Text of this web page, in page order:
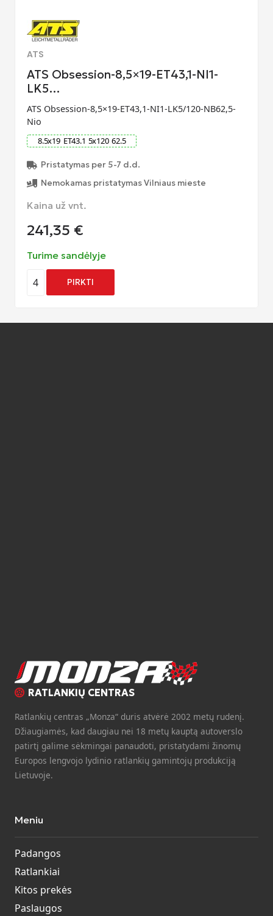
ATS
ATS Obsession-8,5×19-ET43,1-NI1-
LK5…
ATS Obsession-8,5×19-ET43,1-NI1-LK5/120-NB62,5-
Nio
8.5x19 ET43.1 5x120 62.5
Pristatymas per 5-7 d.d.
Nemokamas pristatymas Vilniaus mieste
Kaina už vnt.
241,35 €
Turime sandėlyje
4 PIRKTI
RATLANKIŲ CENTRAS
Ratlankių centras „Monza“ duris atvėrė 2002 metų rudenį.
Džiaugiamės, kad daugiau nei 18 metų kauptą autoverslo
patirtį galime sėkmingai panaudoti, pristatydami žinomų
Europos lengvojo lydinio ratlankių gamintojų produkciją
Lietuvoje.
Meniu
Padangos
Ratlankiai
Kitos prekės
Paslaugos